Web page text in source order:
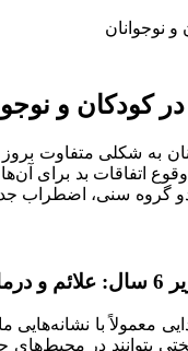
کودکان و
به شکلی متفاوت
وقوع اتفاقات بد برای
گروه سنی، اضطراب
اضطراب جدایی معمولاً
بتوانند در محیط‌های